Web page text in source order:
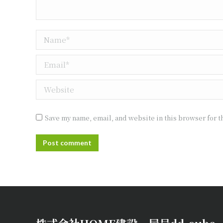
Name *
Email *
Website
Save my name, email, and website in this browser for
Post comment